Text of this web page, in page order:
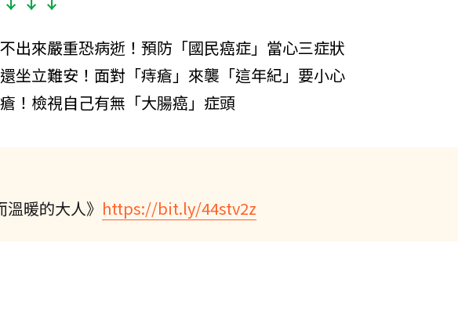
出來嚴重恐病逝！預防「國民癌症」當心三症狀
坐立難安！面對「痔瘡」來襲「這年紀」要小心
！檢視自己有無「大腸癌」症頭
暖的大人》 https://bit.ly/44stv2z